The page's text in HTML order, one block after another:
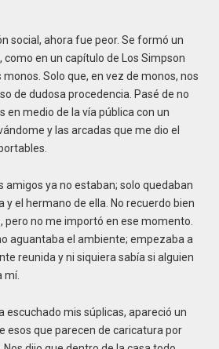
social, ahora fue peor. Se formó un
en un capítulo de Los Simpson
Solo que, en vez de monos, nos
de dudosa procedencia. Pasé de no
en medio de la vía pública con un
y las arcadas que me dio el
amigos ya no estaban; solo quedaban
y el hermano de ella. No recuerdo bien
pero no me importó en ese momento.
aguantaba el ambiente; empezaba a
reunida y ni siquiera sabía si alguien
mí.
escuchado mis súplicas, apareció un
esos que parecen de caricatura por